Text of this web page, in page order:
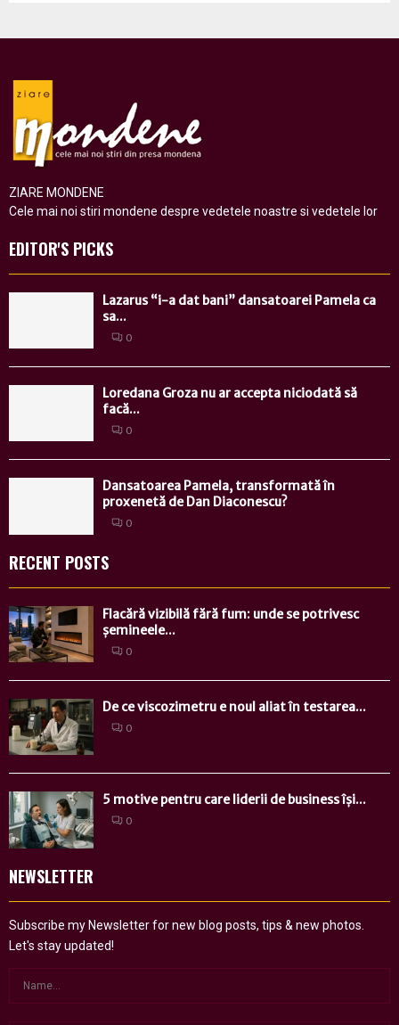
ZIARE MONDENE
Cele mai noi stiri mondene despre vedetele noastre si vedetele lor
EDITOR'S PICKS
Lazarus “i-a dat bani” dansatoarei Pamela ca
sa...
0
Loredana Groza nu ar accepta niciodată să
facă...
0
Dansatoarea Pamela, transformată în
proxenetă de Dan Diaconescu?
0
RECENT POSTS
Flacără vizibilă fără fum: unde se potrivesc
șemineele...
0
De ce viscozimetru e noul aliat în testarea...
0
5 motive pentru care liderii de business își...
0
NEWSLETTER
Subscribe my Newsletter for new blog posts, tips & new photos.
Let's stay updated!